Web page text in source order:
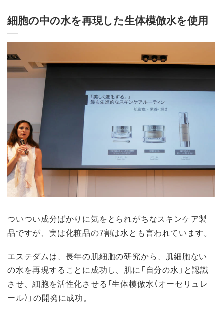
細胞の中の水を再現した生体模倣水を使用
ついつい成分ばかりに気をとられがちなスキンケア製
品ですが、実は化粧品の7割は水とも言われています。
エステダムは、長年の肌細胞の研究から、肌細胞ない
の水を再現することに成功し、肌に「自分の水」と認識
させ、細胞を活性化させる「生体模倣水（オーセリュレ
ール）」の開発に成功。